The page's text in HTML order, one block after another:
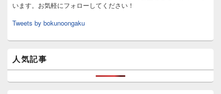
います。お気軽にフォローしてください！
Tweets by bokunoongaku
人気記事